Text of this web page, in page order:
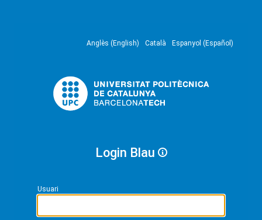
Anglès (English) Català Espanyol (Español)
Login Blau
Usuari